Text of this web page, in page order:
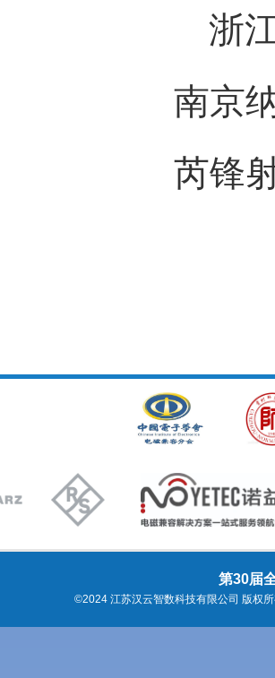
浙
京纳特通
锋射频技
第30届
©2024 江苏汉云智数科技有限公司 版权